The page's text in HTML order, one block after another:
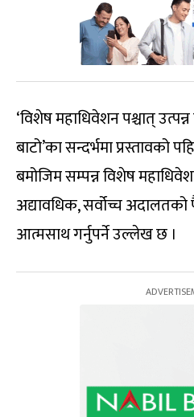
‘विशेष महाधिवेशन पश्चात्
बाटो’का सन्दर्भमा प्रस्तावको
बमोजिम सम्पन्न विशेष
अद्यावधिक, सर्वोच्च
आत्मसाथ गर्नुपर्ने उल्लेख छ ।